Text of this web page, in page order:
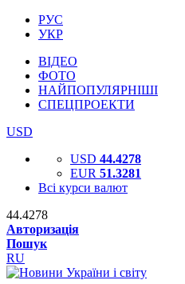
РУС
УКР
ВІДЕО
ФОТО
НАЙПОПУЛЯРНІШІ
СПЕЦПРОЕКТИ
USD
USD 44.4278
EUR 51.3281
Всі курси валют
44.4278
Авторизація
Пошук
RU